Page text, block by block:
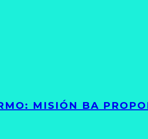
MISIÓN BA